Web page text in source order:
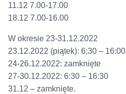
11.12 7.00-17.00
18.12 7.00-16.00
W okresie 23-31.12.2022
23.12.2022 (piątek): 6:30 – 16:00
24-26.12.2022: zamknięte
27-30.12.2022: 6:30 – 16:30
31.12 – zamknięte.